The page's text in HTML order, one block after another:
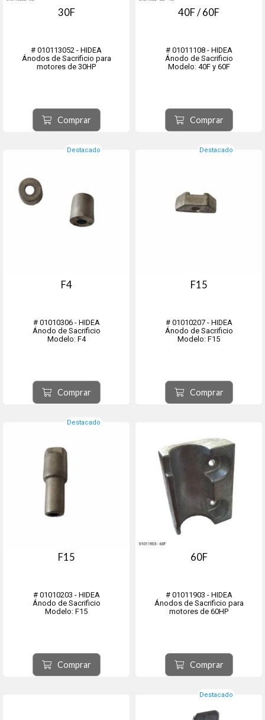
30F
# 010113052 - HIDEA
Ánodos de Sacrificio para
motores de 30HP
Comprar
40F / 60F
# 01011108 - HIDEA
Ánodo de Sacrificio
Modelo: 40F y 60F
Comprar
Destacado
F4
# 01010306 - HIDEA
Ánodo de Sacrificio
Modelo: F4
Comprar
Destacado
F15
# 01010207 - HIDEA
Ánodo de Sacrificio
Modelo: F15
Comprar
Destacado
F15
# 01010203 - HIDEA
Ánodo de Sacrificio
Modelo: F15
Comprar
60F
# 01011903 - HIDEA
Ánodos de Sacrificio para
motores de 60HP
Comprar
Destacado